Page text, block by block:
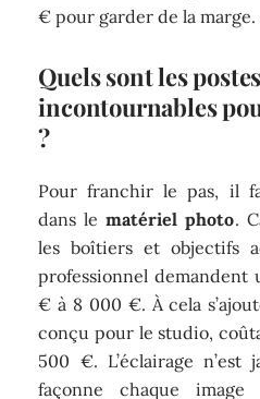
€ pour garder de la marge.
Quels sont les
incontournables
?
Pour franchir le pas, il
dans lematériel photo.
les boîtiers et objectifs
professionnel
€ à 8 000 €. À cela
conçu pour le studio,
500 €. L’éclairage
façonne chaque